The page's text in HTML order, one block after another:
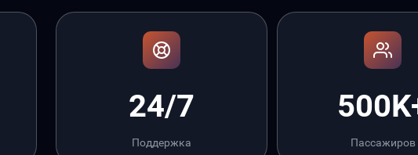
24/7
Поддержка Пассажиров